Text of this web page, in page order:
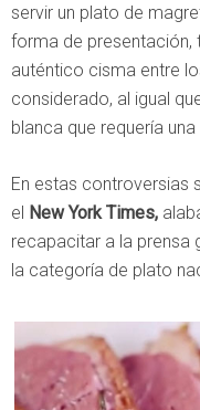
servir un plato de
forma de presentación,
auténtico cisma entre
considerado, al igual
blanca que requería
En estas controversias
el New York Times,
recapacitar a la prensa
la categoría de plato